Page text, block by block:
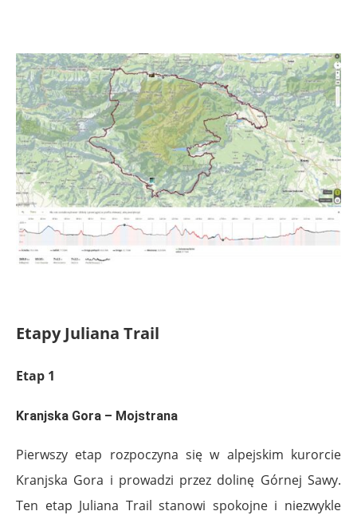
Etapy Juliana Trail
Etap 1
Kranjska Gora – Mojstrana
Pierwszy etap rozpoczyna się w alpejskim kurorcie
Kranjska Gora i prowadzi przez dolinę Górnej Sawy.
Ten etap Juliana Trail stanowi spokojne i niezwykle